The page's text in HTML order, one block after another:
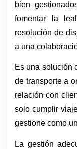
bien
fomentar la
resolución de
a una
Es una solución
de transporte a
relación con
solo cumplir
gestione como
La gestión